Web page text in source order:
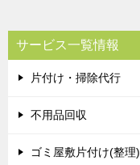
ビ
ゲ
ー
シ
サービス一覧情報
片付け・掃除代行
不用品回収
ゴミ屋敷片付け(整理)